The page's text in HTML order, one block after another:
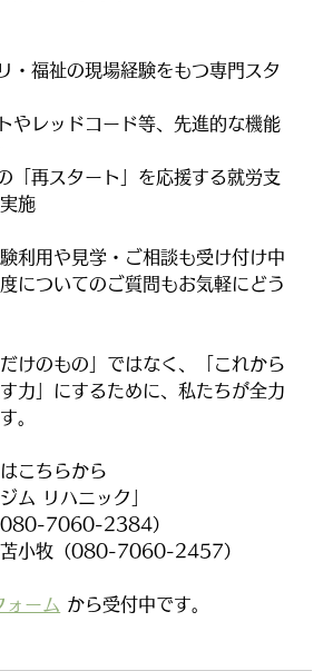
・福祉の現場経験をもつ専門スタ
やレッドコード等、先進的な機能
「再スタート」を応援する就労支
施
利用や見学・ご相談も受け付け中
についてのご質問もお気軽にどう
けのもの」ではなく、「これから
力」にするために、私たちが全力
。
こちらから
ム リハニック」
7060-2384）
小牧（080-7060-2457）
ーム から受付中です。